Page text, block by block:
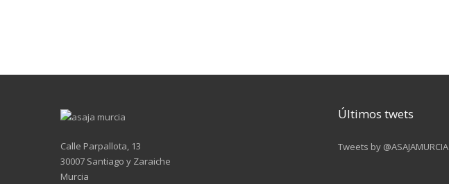
Calle Parpallota, 13
30007 Santiago y Zaraiche
Murcia
Últimos twets
Tweets by @ASAJAMURCIA